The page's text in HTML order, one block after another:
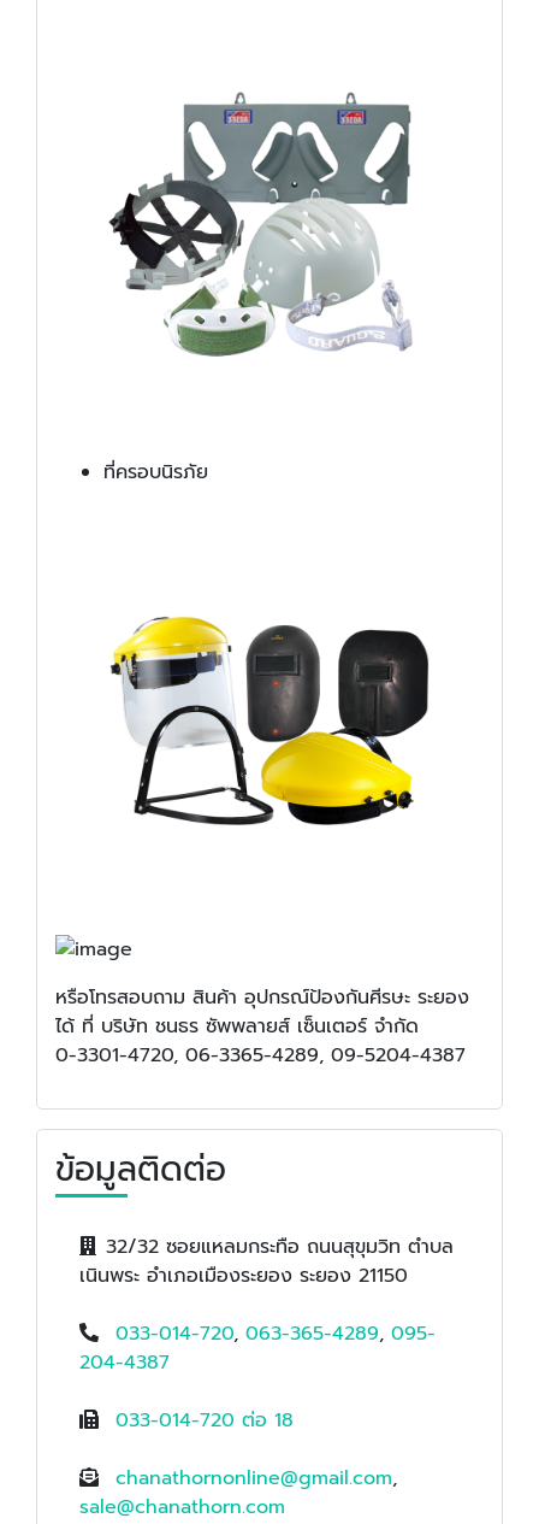
ที่ครอบนิรภัย
หรือโทรสอบถาม สินค้า อุปกรณ์ป้องกันศีรษะ ระยอง
ได้ ที่ บริษัท ชนธร ซัพพลายส์ เซ็นเตอร์ จำกัด
0-3301-4720, 06-3365-4289, 09-5204-4387
ข้อมูลติดต่อ
32/32 ซอยแหลมกระทือ ถนนสุขุมวิท ตำบล
เนินพระ อำเภอเมืองระยอง ระยอง 21150
033-014-720, 063-365-4289, 095-
204-4387
033-014-720 ต่อ 18
chanathornonline@gmail.com,
sale@chanathorn.com